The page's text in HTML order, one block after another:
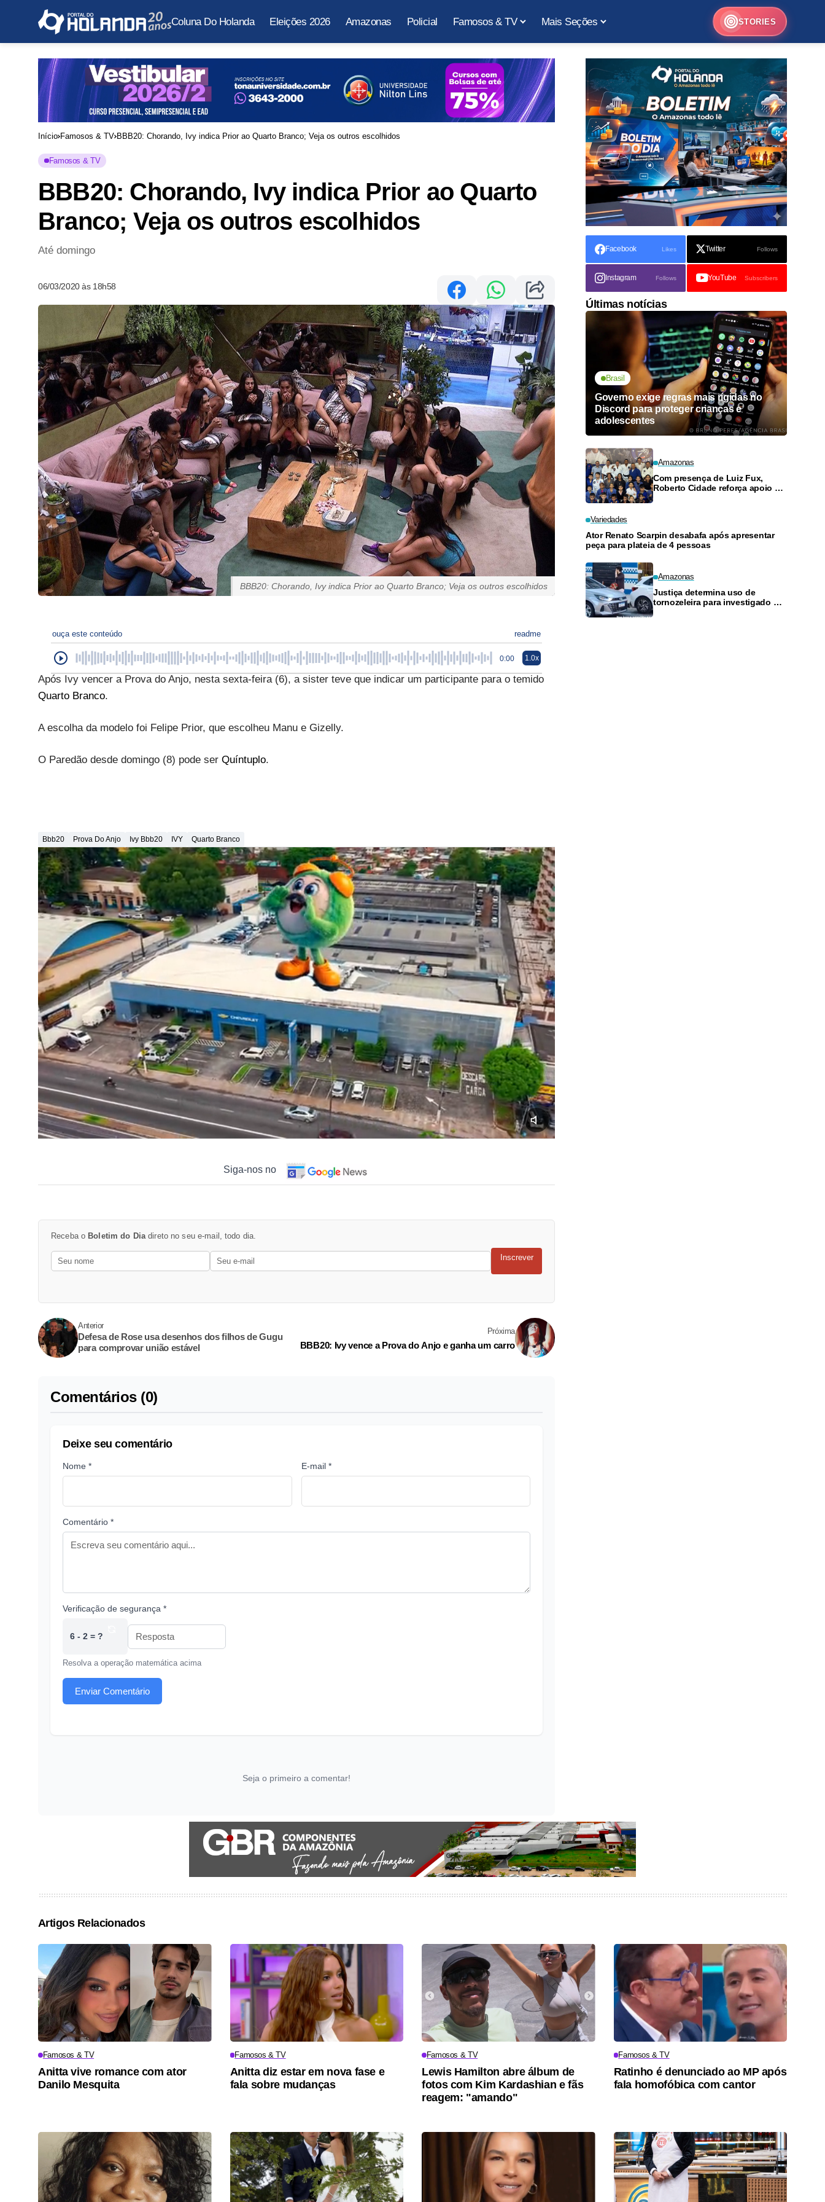
Coluna Do Holanda Eleições 2026 Amazonas Policial Famosos & TV Mais Seções STORIES
Início Famosos & TV BBB20: Chorando, Ivy indica Prior ao Quarto Branco; Veja os outros escolhidos
Famosos & TV
BBB20: Chorando, Ivy indica Prior ao Quarto
Branco; Veja os outros escolhidos
Até domingo
06/03/2020 às 18h58
BBB20: Chorando, Ivy indica Prior ao Quarto Branco; Veja os outros escolhidos
ouça este conteúdo readme
0:00 1.0x
Após Ivy vencer a Prova do Anjo, nesta sexta-feira (6), a sister teve que indicar um participante para o temido
Quarto Branco.
A escolha da modelo foi Felipe Prior, que escolheu Manu e Gizelly.
O Paredão desde domingo (8) pode ser Quíntuplo.
Bbb20 Prova Do Anjo Ivy Bbb20 IVY Quarto Branco
Siga-nos no
Receba o Boletim do Diadireto no seu e-mail, todo dia.
Inscrever
Anterior
Defesa de Rose usa desenhos dos filhos de Gugu
para comprovar união estável
Próxima
BBB20: Ivy vence a Prova do Anjo e ganha um carro
Comentários (0)
Deixe seu comentário
Nome * E-mail *
Comentário *
Verificação de segurança *
6 - 2 = ?
Resolva a operação matemática acima
Enviar Comentário
Seja o primeiro a comentar!
Facebook Likes Twitter Follows
Instagram Follows YouTube Subscribers
Últimas notícias
Brasil
Governo exige regras mais rígidas no
Discord para proteger crianças e
adolescentes
Amazonas
Com presença de Luiz Fux,
Roberto Cidade reforça apoio a
Variedades
Ator Renato Scarpin desabafa após apresentar
peça para plateia de 4 pessoas
Amazonas
Justiça determina uso de
tornozeleira para investigado por
Artigos Relacionados
Famosos & TV
Anitta vive romance com ator
Danilo Mesquita
Famosos & TV
Anitta diz estar em nova fase e
fala sobre mudanças
Famosos & TV
Lewis Hamilton abre álbum de
fotos com Kim Kardashian e fãs
reagem: "amando"
Famosos & TV
Ratinho é denunciado ao MP após
fala homofóbica com cantor